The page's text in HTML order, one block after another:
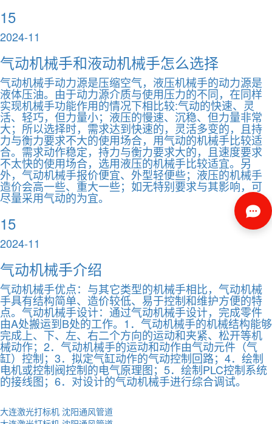
15
2024-11
气动机械手和液动机械手怎么选择
气动机械手动力源是压缩空气，液压机械手的动力源是
液体压油。由于动力源介质与使用压力的不同，在同样
实现机械手功能作用的情况下相比较:气动的快速、灵
活、轻巧，但力量小；液压的慢速、沉稳、但力量非常
大；所以选择时，需求达到快速的，灵活多变的，且持
力与衡力要求不大的使用场合，用气动的机械手比较适
合。需求动作稳定，持力与衡力要求大的，且速度要求
不太快的使用场合，选用液压的机械手比较适宜。另
外，气动机械手报价便宜、外型轻便些；液压的机械手
造价会高一些、重大一些；如无特别要求与其影响，可
尽量采用气动的为宜。
15
2024-11
气动机械手介绍
气动机械手优点：与其它类型的机械手相比，气动机械
手具有结构简单、造价较低、易于控制和维护方便的特
点。气动机械手设计：通过气动机械手设计，完成零件
由A处搬运到B处的工作。1．气动机械手的机械结构能够
完成上、下、左、右二个方向的运动和夹紧、松开等机
械动作；2．气动机械手的运动和动作由气动元件（气
缸）控制；3．拟定气缸动作的气动控制回路；4．绘制
电机或控制阀控制的电气原理图；5．绘制PLC控制系统
的接线图；6．对设计的气动机械手进行综合调试。
大连激光打标机 沈阳通风管道